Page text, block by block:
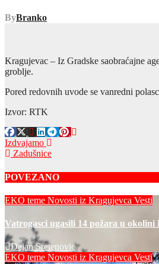
ByBranko
Kragujevac – Iz Gradske saobraćajne
groblje.
Pored redovnih uvode se vanredni
Izvor: RTK
Post
navigation
Izdvajamo
Zadušnice
POVEZANO
EKO teme Novosti iz Kragujevca Vesti
Vatrogasci ugasili 14 požara u okolini
Dejan Sretenovic
EKO teme Novosti iz Kragujevca Vesti